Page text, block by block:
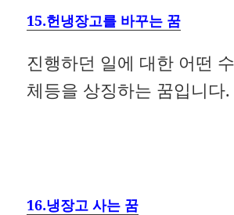
15.헌냉장고를 바꾸는 꿈
진행하던 일에 대한 어떤
체등을 상징하는 꿈입니다.
16.냉장고 사는 꿈